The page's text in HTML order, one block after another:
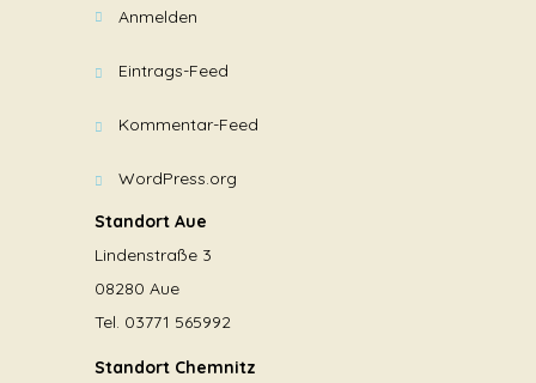
Anmelden
Eintrags-Feed
Kommentar-Feed
WordPress.org
Standort Aue
Lindenstraße 3
08280 Aue
Tel. 03771 565992
Standort Chemnitz